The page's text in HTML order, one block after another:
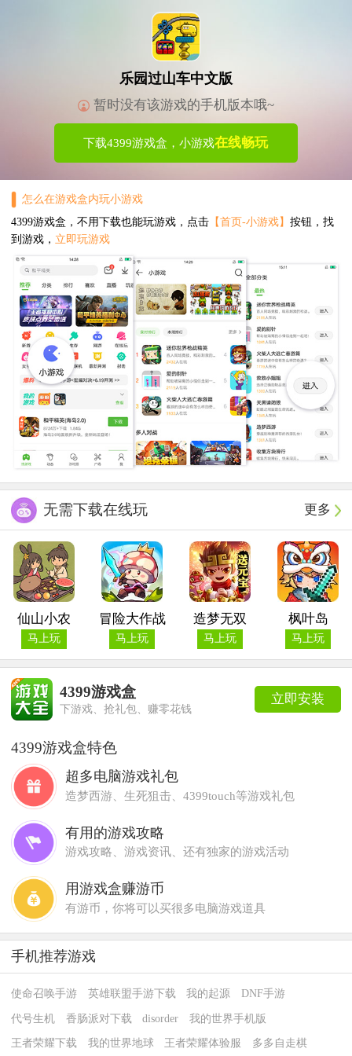
乐园过山车中文版
暂时没有该游戏的手机版本哦~
下载4399游戏盒，小游戏在线畅玩
怎么在游戏盒内玩小游戏
4399游戏盒，不用下载也能玩游戏，点击【首页-小游戏】 按钮，找
到游戏， 立即玩游戏
更多
无需下载在线玩
仙山小农
马上玩
冒险大作战
马上玩
造梦无双
马上玩
枫叶岛
马上玩
立即安装
4399游戏盒
下游戏、抢礼包、赚零花钱
4399游戏盒特色
超多电脑游戏礼包
造梦西游、生死狙击、4399touch等游戏礼包
有用的游戏攻略
游戏攻略、游戏资讯、还有独家的游戏活动
用游戏盒赚游币
有游币，你将可以买很多电脑游戏道具
手机推荐游戏
使命召唤手游 英雄联盟手游下载 我的起源 DNF手游
代号生机 香肠派对下载 disorder 我的世界手机版
王者荣耀下载 我的世界地球 王者荣耀体验服 多多自走棋